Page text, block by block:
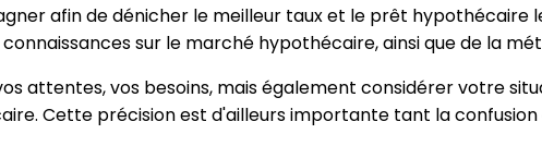
afin de dénicher le meilleur taux et le prêt
sur le marché hypothécaire, ainsi que de la
attentes, vos besoins, mais également considérer votre
Cette précision est d'ailleurs importante tant la